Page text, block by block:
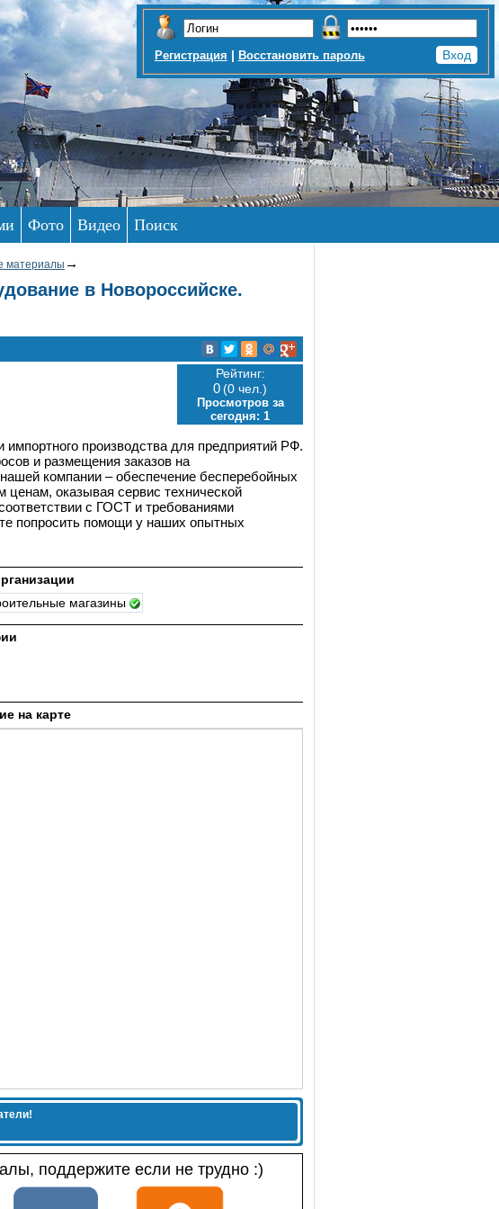
Регистрация | Восстановить пароль
Фото Видео Поиск
материалы →
в Новороссийске.
Рейтинг:
0(0 чел.)
Просмотров за
сегодня: 1
производства для предприятий РФ.
и размещения заказов на
компании – обеспечение бесперебойных
ценам, оказывая сервис технической
с ГОСТ и требованиями
попросить помощи у наших опытных
магазины
на карте
поддержите если не трудно :)